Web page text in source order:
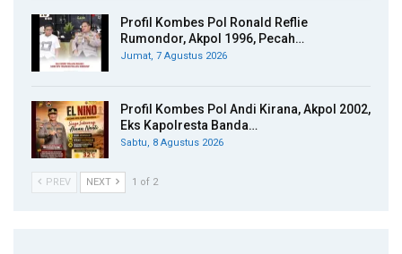
Profil Kombes Pol Ronald Reflie
Rumondor, Akpol 1996, Pecah…
Jumat, 7 Agustus 2026
Profil Kombes Pol Andi Kirana, Akpol 2002,
Eks Kapolresta Banda…
Sabtu, 8 Agustus 2026
PREV NEXT 1 of 2